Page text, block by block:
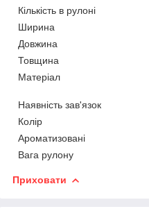
Кількість в рулоні
Ширина
Довжина
Товщина
Матеріал
Наявність зав'язок
Колір
Ароматизовані
Вага рулону
Приховати